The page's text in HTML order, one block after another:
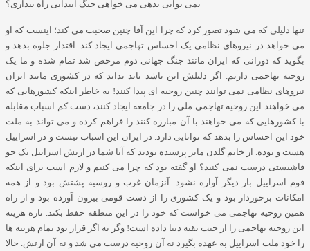
نمی توانی بدهی می خواهی جنگ ابتدایی راه بندازی؟
تنها دلیلی که می شود تصور کرد که چرا این آقا چنین صحبت می کند؛ اینست که او
می خواهد در نیروهای نظامی یک احساس تهاجمی ایجاد کند
اقتدار جلوه بدهد و
بگوید که دورانی که ایران مانند جنگ جهانی دوم مرخص شد تمام شده و ما یک
روحیه تهاجمی داریم
اگر دلیلش این باشد باید بداند که در کشوری مانند ایران
نیروهای نظامی نمی توانند چنین روحیه ای پیدا کنند ! به خاطر اینکه کشورهایی که
می خواهند این روحیه تهاجمی ملی را در جامعه ایجاد کنند، دست کم اسباب مقابله
با کشورهایی که می خواهند با آن مبارزه کنند را فراهم کرده و می تواند به ملت
خود این احساس را بدهد که توانایی دارد در ایران این اسباب نیست و در اسراییل
هست و بوده
از خانم گلدن مایر پرسیده بودند که آیا شما در ارتش اسراییل یک جو
فاشیستی درست نمی کنید؟ او گفته بود که چرا می کنیم و لازم است برای اینکه
قوم اسراییل بار دیگر آواره نشود
آنزمان غرب و روسیه پشتش بود و از همه
امکانات برخوردار بود و یک کشوری را از دست قومی بیرون آورده بود و از راه
همین روحیه تهاجمی می خواست که خود را در این منطقه حفظ بکند تازه هزینه
این روحیه تهاجمی را از جیب بقیه دنیا داده است! وگر نه اگر قرار بود تمام هزینه ها
را خود ملت اسراییل به عهده بگیرد نه آن روحیه درست می شد و نه آن ارتش حالا